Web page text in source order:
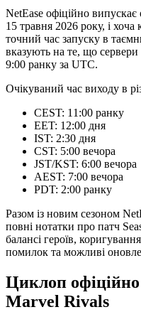
NetEase офіційно
15 травня 2026 року, і
точний час запуску в
вказують на те, що
9:00 ранку за UTC.
Очікуваний час виходу в
CEST: 11:00 ранку
EET: 12:00 дня
IST: 2:30 дня
CST: 5:00 вечора
JST/KST: 6:00 вечора
AEST: 7:00 вечора
PDT: 2:00 ранку
Разом із новим сезоном
повні нотатки про патч
балансі героїв,
помилок та можливі
Циклоп
Marvel Rivals